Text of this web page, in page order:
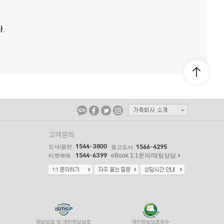
.
고객문의
도서/음반 1544-3800 중고도서 1566-4295
티켓예매 1544-6399 eBook 1:1문의/채팅상담